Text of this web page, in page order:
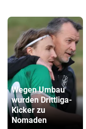
Wegen Umbau
wurden Drittliga-
Kicker zu
Nomaden